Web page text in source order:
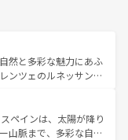
然と多彩な魅力にあふ
ンツェのルネッサンス
やアマルフィ海岸の絶
光の合間には、本場の
料理を堪能することも
ペインは、太陽が降り
山脈まで、多彩な自然